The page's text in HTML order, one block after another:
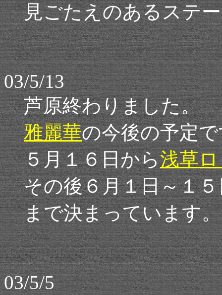
見ごたえのあるステ
03/5/13
芦原終わりました。
雅麗華の今後の予定
５月１６日から浅草
その後６月１日～１
まで決まっています。
03/5/5